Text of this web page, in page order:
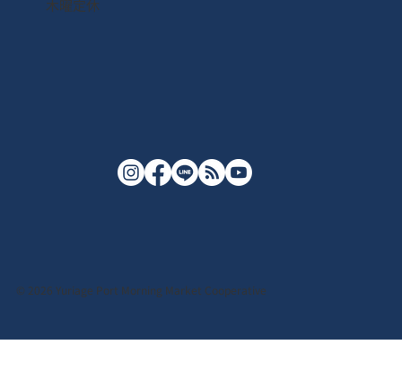
木曜定休
© 2026 Yuriage Port Morning Market Cooperative